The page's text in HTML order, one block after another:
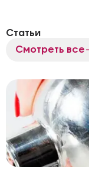
Статьи
Смотреть все